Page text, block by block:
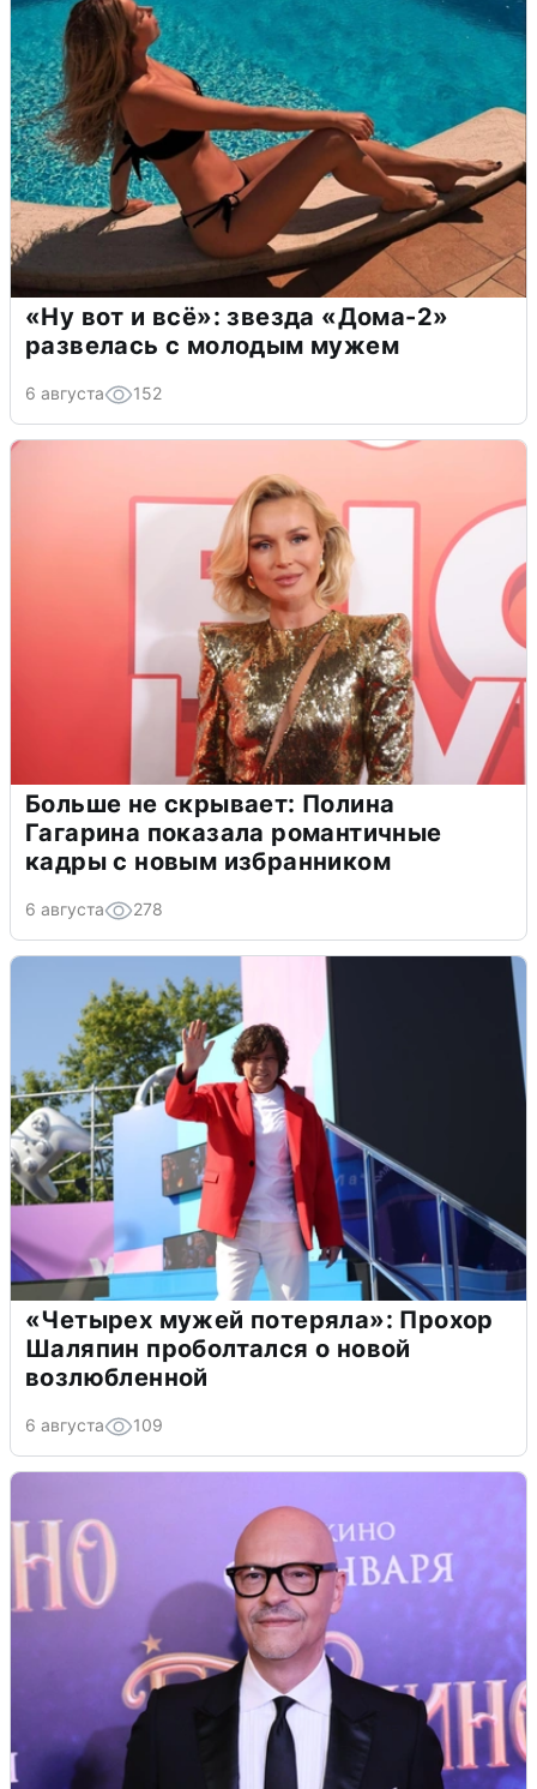
«Ну вот и всё»: звезда «Дома-2»
развелась с молодым мужем
6 августа 152
Больше не скрывает: Полина
Гагарина показала романтичные
кадры с новым избранником
6 августа 278
«Четырех мужей потеряла»: Прохор
Шаляпин проболтался о новой
возлюбленной
6 августа 109